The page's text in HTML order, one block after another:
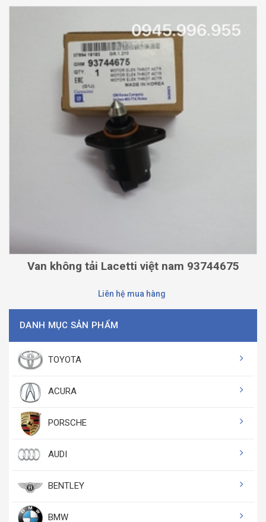
Van không tải Lacetti việt nam 93744675
Liên hệ mua hàng
DANH MỤC SẢN PHẨM
TOYOTA
ACURA
PORSCHE
AUDI
BENTLEY
BMW